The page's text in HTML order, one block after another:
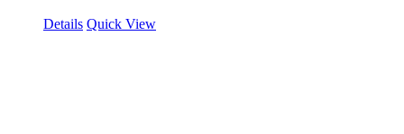
Details Quick View